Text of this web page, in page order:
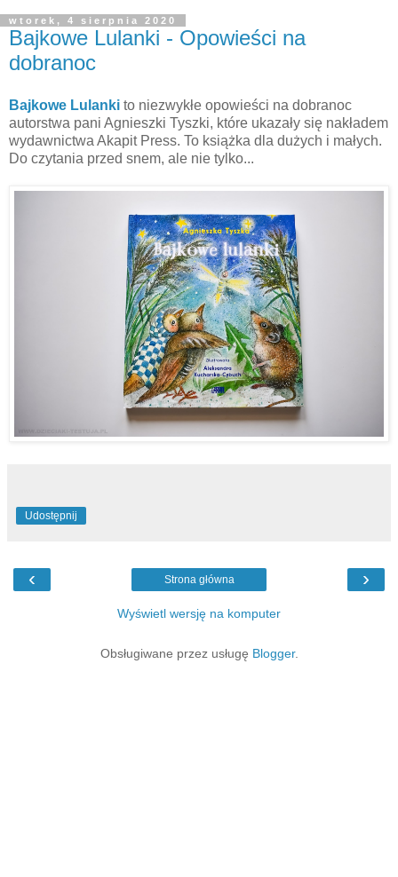
wtorek, 4 sierpnia 2020
Bajkowe Lulanki - Opowieści na
dobranoc
Bajkowe Lulanki to niezwykłe opowieści na dobranoc
autorstwa pani Agnieszki Tyszki, które ukazały się nakładem
wydawnictwa Akapit Press. To książka dla dużych i małych.
Do czytania przed snem, ale nie tylko...
Udostępnij
‹ ›
Strona główna
Wyświetl wersję na komputer
Obsługiwane przez usługę Blogger.